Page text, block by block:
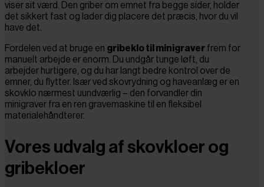
viser sit værd. Den griber om emnet fra begge sider, holder
det sikkert fast og lader dig placere det præcis, hvor du vil
have det.
Fordelen ved at bruge en gribeklo til minigraver frem for
manuelt arbejde er enorm. Du undgår tunge løft, du
arbejder hurtigere, og du har langt bedre kontrol over de
emner, du flytter. Især ved skovrydning og haveanlæg er en
skovklo nærmest uundværlig – den forvandler din
minigraver fra en ren gravemaskine til en fleksibel
materialehåndterer.
Vores udvalg af skovkloer og
gribekloer